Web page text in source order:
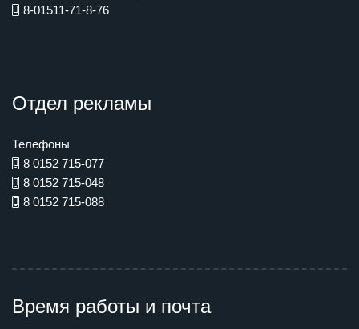
8-01511-71-8-76
Отдел рекламы
Телефоны
8 0152 715-077
8 0152 715-048
8 0152 715-088
Время работы и почта